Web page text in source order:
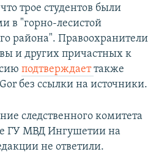
трое студентов были
в "горно-лесистой
района". Правоохранители
и других причастных к
подтверждаеттакже
без ссылки на источники.
следственного комитета
ГУ МВД Ингушетии на
не ответили.